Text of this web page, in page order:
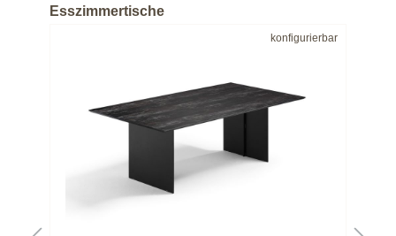
Esszimmertische
konfigurierbar